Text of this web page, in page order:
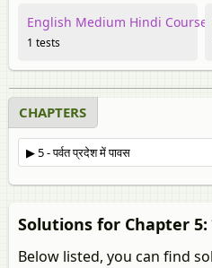
English Medium Hindi Course
1 tests
CHAPTERS
Solutions for Chapter 5:
Below listed, you can find